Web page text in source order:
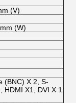
(V)
(W)
(BNC) X 2, S-
HDMI X1, DVI X 1